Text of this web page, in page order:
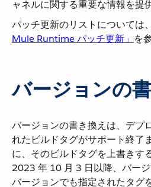
ャネルに関する重要な情報を提
パッチ更新のリストについては、​
Mule Runtime パッチ更新」 を
バージョンの
バージョンの書き換えは、デプ
れたビルドタグがサポート終了
に、そのビルドタグを上書きす
2023 年 10 月 3 日以降、バー
バージョンでも指定されたタグ